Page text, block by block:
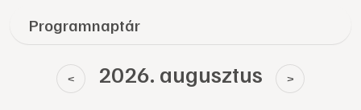
Programnaptár
< 2026. augusztus >